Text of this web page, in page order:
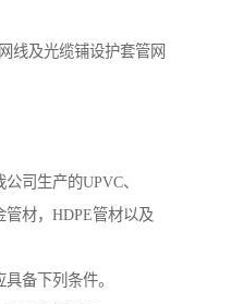
线及光缆铺设护套管网
司生产的UPVC、
材，HDPE管材以及
备下列条件。